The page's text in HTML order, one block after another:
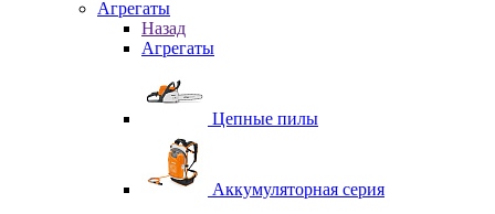
Агрегаты
Назад
Агрегаты
Цепные пилы
Аккумуляторная серия